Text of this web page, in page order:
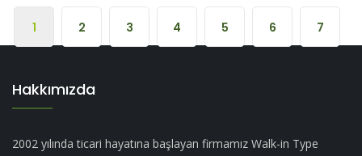
1 2 3 4 5 6 7
Hakkımızda
2002 yılında ticari hayatına başlayan firmamız Walk-in Type